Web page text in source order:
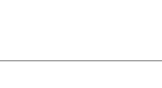
müssen ausgefüllt werden. Dieses